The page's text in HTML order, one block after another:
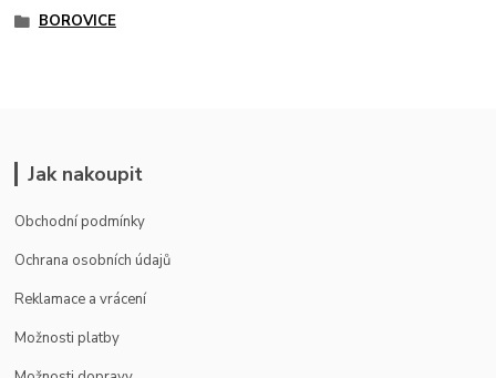
BOROVICE
Jak nakoupit
Obchodní podmínky
Ochrana osobních údajů
Reklamace a vrácení
Možnosti platby